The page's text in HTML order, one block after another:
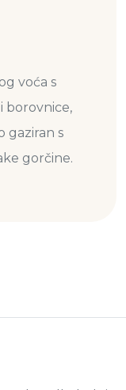
voća s
borovnice,
gaziran s
gorčine.